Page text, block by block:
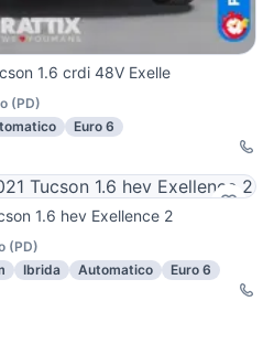
1.6 crdi 48V Exelle
(PD)
Euro 6
1.6 hev Exellence 2
(PD)
Ibrida Automatico
Euro 6